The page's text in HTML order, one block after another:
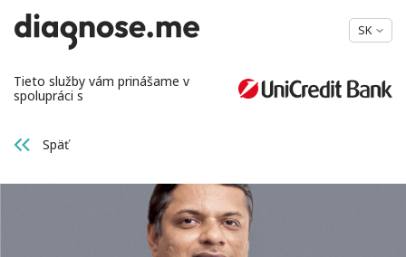
SK
Tieto služby vám prinášame v
spolupráci s
Späť